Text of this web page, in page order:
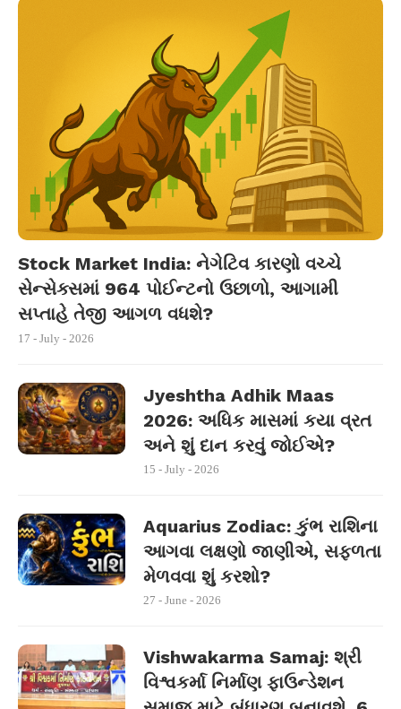
Stock Market India: નેગેટિવ કારણો વચ્ચે
સેન્સેક્સમાં 964 પોઈન્ટનો ઉછાળો, આગામી
સપ્તાહે તેજી આગળ વધશે?
17 - July - 2026
Jyeshtha Adhik Maas
2026: અધિક માસમાં કયા વ્રત
અને શું દાન કરવું જોઈએ?
15 - July - 2026
Aquarius Zodiac: કુંભ રાશિના
આગવા લક્ષણો જાણીએ, સફળતા
મેળવવા શું કરશો?
27 - June - 2026
Vishwakarma Samaj: શ્રી
વિશ્વકર્મા નિર્માણ ફાઉન્ડેશન